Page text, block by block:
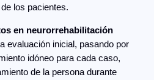
los pacientes.
en neurorrehabilitación
evaluación inicial, pasando por
idóneo para cada caso,
de la persona durante